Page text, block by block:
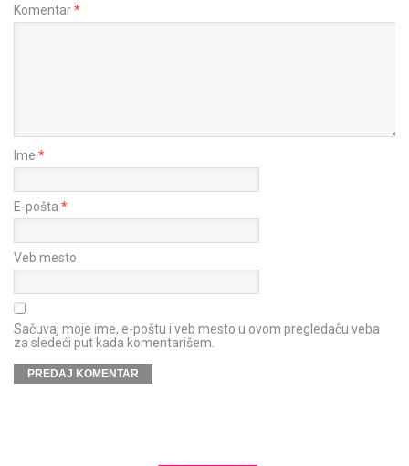
Komentar*
Ime *
E-pošta *
Veb mesto
Sačuvaj moje ime, e-poštu i veb mesto u ovom pregledaču veba
za sledeći put kada komentarišem.